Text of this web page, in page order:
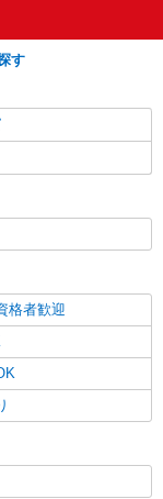
話支援 1件：
支援 1件：500円
負担。その他、支
を見る
す
格者歓迎